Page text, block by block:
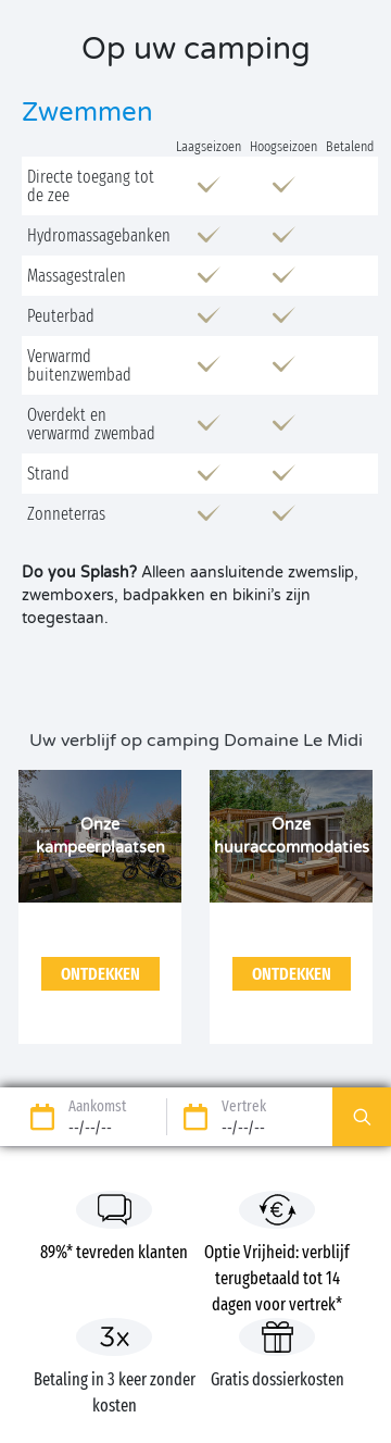
Op uw camping
Zwemmen
Laagseizoen Hoogseizoen Betalend
Directe toegang tot
de zee
Hydromassagebanken
Massagestralen
Peuterbad
Verwarmd
buitenzwembad
Overdekt en
verwarmd zwembad
Strand
Zonneterras
Do you Splash? Alleen aansluitende zwemslip,
zwemboxers, badpakken en bikini’s zijn
toegestaan.
Uw verblijf op camping Domaine Le Midi
Onze
kampeerplaatsen
ONTDEKKEN
Onze
huuraccommodaties
ONTDEKKEN
Aankomst
--/--/--
Vertrek
--/--/--
89%* tevreden klanten
Optie Vrijheid: verblijf
terugbetaald tot 14
dagen voor vertrek*
Betaling in 3 keer zonder
kosten
Gratis dossierkosten